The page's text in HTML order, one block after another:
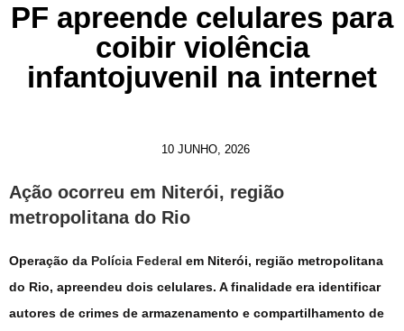
PF apreende celulares para
coibir violência
infantojuvenil na internet
10 JUNHO, 2026
Ação ocorreu em Niterói, região
metropolitana do Rio
Operação da Polícia Federal em Niterói, região metropolitana
do Rio, apreendeu dois celulares. A finalidade era identificar
autores de crimes de armazenamento e compartilhamento de